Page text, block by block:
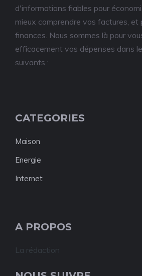
d'informations fiables pour
mieux comprendre vos factures, et
finances. Nous sommes là pour
efficacement vos dépenses dans
suivants :
CATEGORIES
Maison
Energie
Internet
A PROPOS
La rédaction